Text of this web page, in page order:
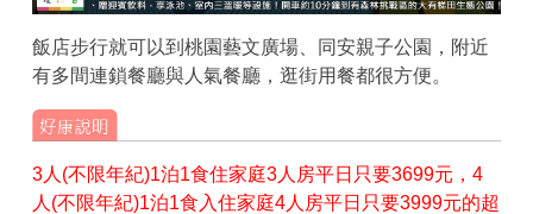
飯店步行就可以到桃園藝文廣場、同安親子公園，附近
有多間連鎖餐廳與人氣餐廳，逛街用餐都很方便。
3人(不限年紀)1泊1食住家庭3人房平日只要3699元，4
人(不限年紀)1泊1食入住家庭4人房平日只要3999元的超